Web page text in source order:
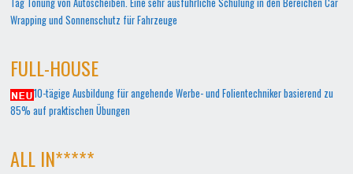
Wrapping und Sonnenschutz für Fahrzeuge
FULL-HOUSE
10-tägige Ausbildung für angehende Werbe- und Folientechniker basierend zu
85% auf praktischen Übungen
ALL IN*****